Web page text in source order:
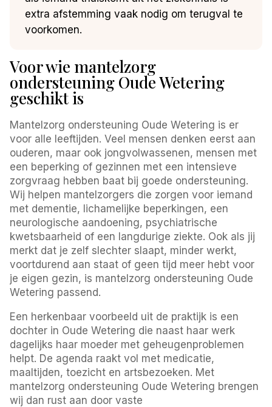
extra afstemming vaak nodig om terugval te
voorkomen.
Voor wie mantelzorg
ondersteuning Oude Wetering
geschikt is
Mantelzorg ondersteuning Oude Wetering is er
voor alle leeftijden. Veel mensen denken eerst aan
ouderen, maar ook jongvolwassenen, mensen met
een beperking of gezinnen met een intensieve
zorgvraag hebben baat bij goede ondersteuning.
Wij helpen mantelzorgers die zorgen voor iemand
met dementie, lichamelijke beperkingen, een
neurologische aandoening, psychiatrische
kwetsbaarheid of een langdurige ziekte. Ook als jij
merkt dat je zelf slechter slaapt, minder werkt,
voortdurend aan staat of geen tijd meer hebt voor
je eigen gezin, is mantelzorg ondersteuning Oude
Wetering passend.
Een herkenbaar voorbeeld uit de praktijk is een
dochter in Oude Wetering die naast haar werk
dagelijks haar moeder met geheugenproblemen
helpt. De agenda raakt vol met medicatie,
maaltijden, toezicht en artsbezoeken. Met
mantelzorg ondersteuning Oude Wetering brengen
wij dan rust aan door vaste